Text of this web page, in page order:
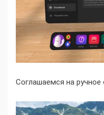
Соглашаемся на ручное